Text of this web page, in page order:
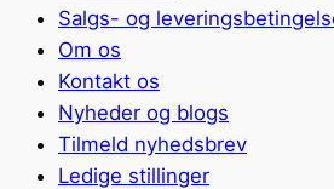
Salgs- og
Om os
Kontakt os
Nyheder og blogs
Tilmeld nyhedsbrev
Ledige stillinger